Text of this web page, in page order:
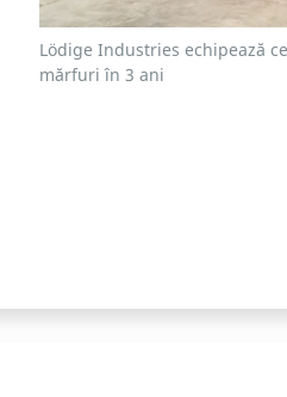
Lödige Industries echipează
mărfuri în 3 ani